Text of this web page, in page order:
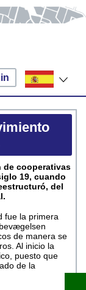
de cooperativas
19, cuando
del
fue la primera
de manera se
Al inicio la
puesto que
de la